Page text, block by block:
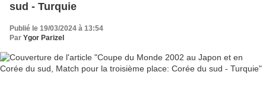
sud - Turquie
Publié le 19/03/2024 à 13:54
Par Ygor Parizel